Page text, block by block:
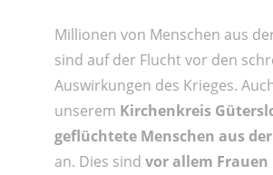
Millionen von Menschen aus
sind auf der Flucht vor den
Auswirkungen des Krieges.
unserem Kirchenkreis
geflüchtete Menschen aus
an. Dies sind vor allem